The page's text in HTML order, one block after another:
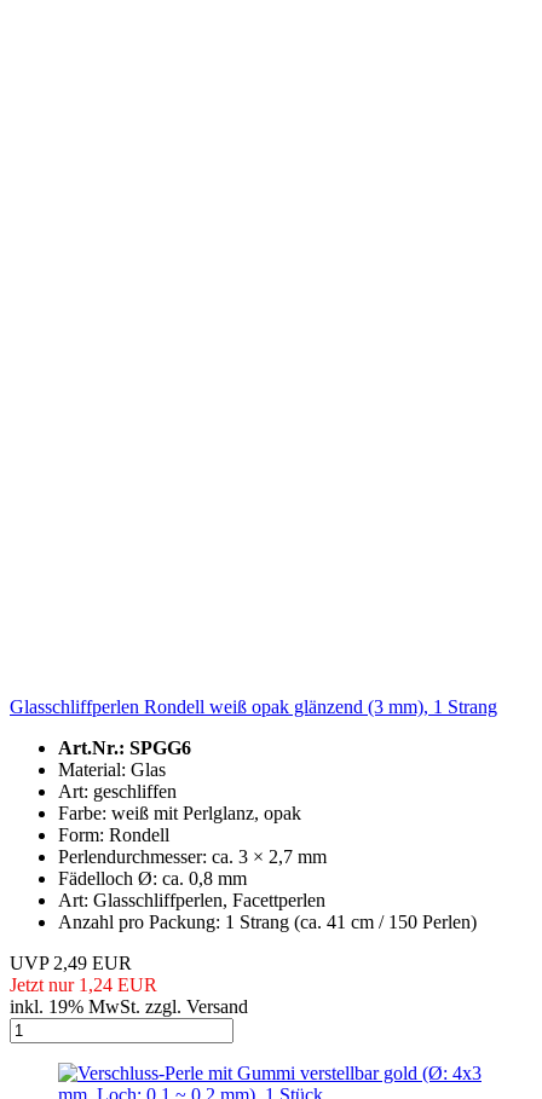
Glasschliffperlen Rondell weiß opak glänzend (3 mm), 1 Strang
Art.Nr.: SPGG6
Material: Glas
Art: geschliffen
Farbe: weiß mit Perlglanz, opak
Form: Rondell
Perlendurchmesser: ca. 3 × 2,7 mm
Fädelloch Ø: ca. 0,8 mm
Art: Glasschliffperlen, Facettperlen
Anzahl pro Packung: 1 Strang (ca. 41 cm / 150 Perlen)
UVP 2,49 EUR
Jetzt nur 1,24 EUR
inkl. 19% MwSt. zzgl. Versand